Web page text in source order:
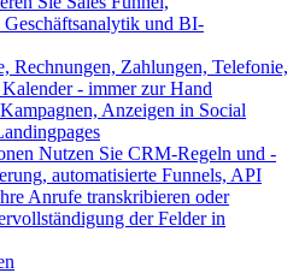
und BI-
Rechnungen, Zahlungen, Telefonie,
- immer zur Hand
Anzeigen in Social
Nutzen Sie CRM-Regeln und -
automatisierte Funnels, API
Anrufe transkribieren oder
der Felder in